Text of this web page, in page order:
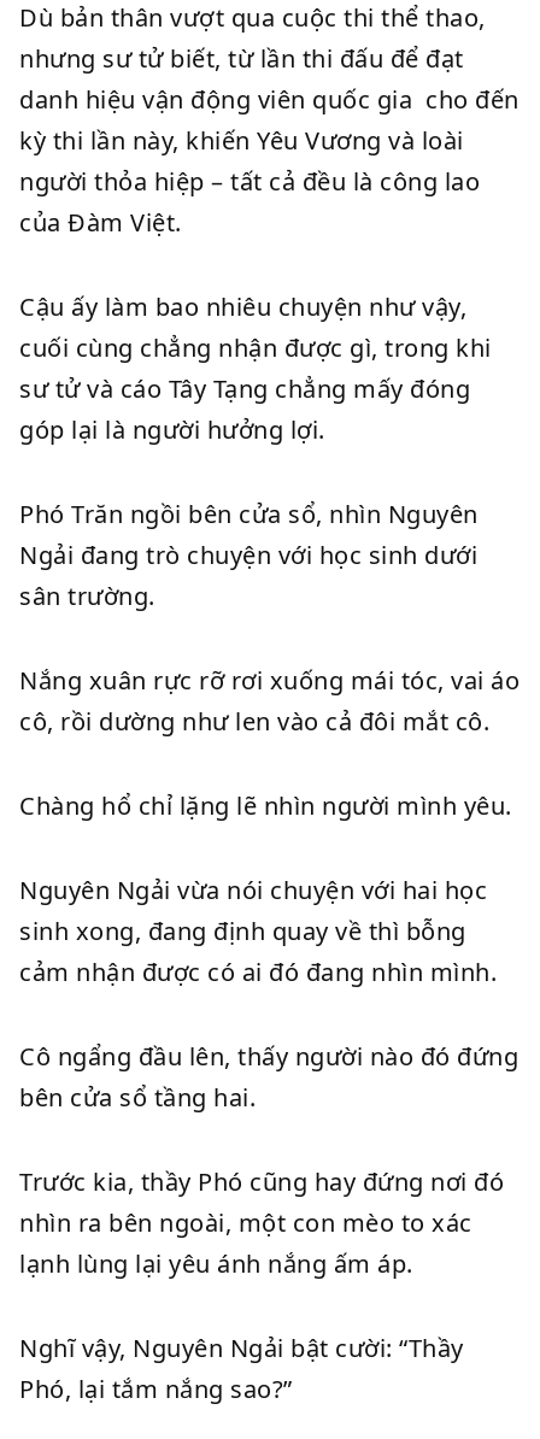
Dù bản thân vượt qua cuộc thi thể thao,
nhưng sư tử biết, từ lần thi đấu để đạt
danh hiệu vận động viên quốc gia cho đến
kỳ thi lần này, khiến Yêu Vương và loài
người thỏa hiệp – tất cả đều là công lao
của Đàm Việt.
Cậu ấy làm bao nhiêu chuyện như vậy,
cuối cùng chẳng nhận được gì, trong khi
sư tử và cáo Tây Tạng chẳng mấy đóng
góp lại là người hưởng lợi.
Phó Trăn ngồi bên cửa sổ, nhìn Nguyên
Ngải đang trò chuyện với học sinh dưới
sân trường.
Nắng xuân rực rỡ rơi xuống mái tóc, vai áo
cô, rồi dường như len vào cả đôi mắt cô.
Chàng hổ chỉ lặng lẽ nhìn người mình yêu.
Nguyên Ngải vừa nói chuyện với hai học
sinh xong, đang định quay về thì bỗng
cảm nhận được có ai đó đang nhìn mình.
Cô ngẩng đầu lên, thấy người nào đó đứng
bên cửa sổ tầng hai.
Trước kia, thầy Phó cũng hay đứng nơi đó
nhìn ra bên ngoài, một con mèo to xác
lạnh lùng lại yêu ánh nắng ấm áp.
Nghĩ vậy, Nguyên Ngải bật cười: “Thầy
Phó, lại tắm nắng sao?”